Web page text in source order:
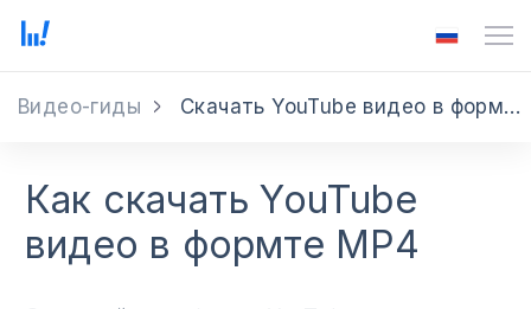
Видео-гиды Скачать YouTube видео в формте MP4
Как скачать YouTube
видео в формте MP4